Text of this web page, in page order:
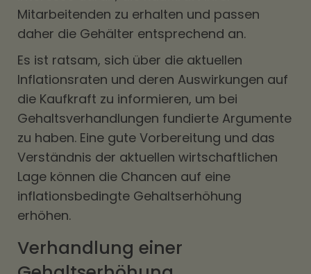
Mitarbeitenden zu erhalten und passen
daher die Gehälter entsprechend an.
Es ist ratsam, sich über die aktuellen
Inflationsraten und deren Auswirkungen auf
die Kaufkraft zu informieren, um bei
Gehaltsverhandlungen fundierte Argumente
zu haben. Eine gute Vorbereitung und das
Verständnis der aktuellen wirtschaftlichen
Lage können die Chancen auf eine
inflationsbedingte Gehaltserhöhung
erhöhen.
Verhandlung einer